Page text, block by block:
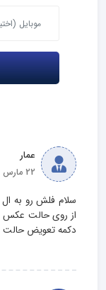
عمار
22 مارس 2025
از روی حالت عکس
دکمه تعویض حالت رو که می‌زنیم می‌نویسه